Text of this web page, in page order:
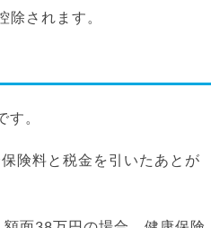
除されます。
す。
険料と税金を引いたあとが